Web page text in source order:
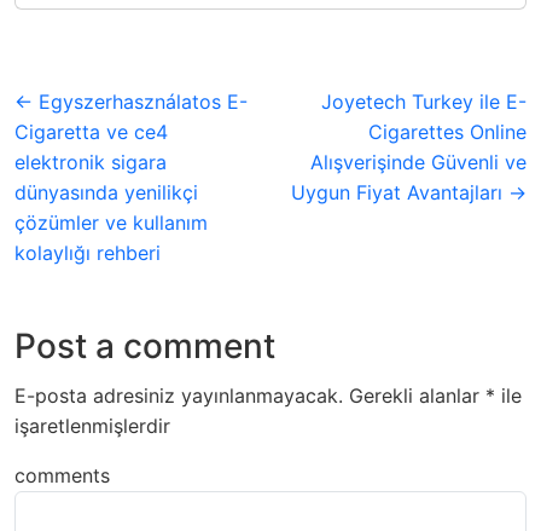
← Egyszerhasználatos E-
Cigaretta ve ce4
elektronik sigara
dünyasında yenilikçi
çözümler ve kullanım
kolaylığı rehberi
Joyetech Turkey ile E-
Cigarettes Online
Alışverişinde Güvenli ve
Uygun Fiyat Avantajları →
Post a comment
E-posta adresiniz yayınlanmayacak. Gerekli alanlar * ile
işaretlenmişlerdir
comments